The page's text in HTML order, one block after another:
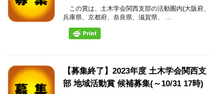
この賞は、土木学会関西支部の活動圏内(大阪府、
兵庫県、京都府、奈良県、滋賀県、 ...
【募集終了】2023年度 土木学会関西支
部 地域活動賞 候補募集(～10/31 17時)